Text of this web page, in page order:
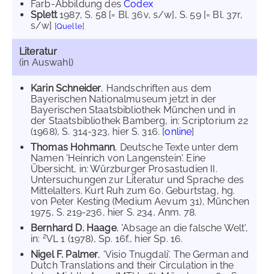
Farb-Abbildung desCodex
Splett1987, S. 58 [= Bl. 36v, s/w], S. 59 [= Bl. 37r,
s/w] [Quelle]
Literatur
(in Auswahl)
Karin Schneider, Handschriften aus dem
Bayerischen Nationalmuseum jetzt in der
Bayerischen Staatsbibliothek München und in
der Staatsbibliothek Bamberg, in: Scriptorium 22
(1968), S. 314-323, hier S. 316. [online]
Thomas Hohmann, Deutsche Texte unter dem
Namen 'Heinrich von Langenstein'. Eine
Übersicht, in: Würzburger Prosastudien II.
Untersuchungen zur Literatur und Sprache des
Mittelalters. Kurt Ruh zum 60. Geburtstag, hg.
von Peter Kesting (Medium Aevum 31), München
1975, S. 219-236, hier S. 234, Anm. 78.
Bernhard D. Haage, 'Absage an die falsche Welt',
in: 2VL 1 (1978), Sp. 16f., hier Sp. 16.
Nigel F. Palmer, 'Visio Tnugdali'. The German and
Dutch Translations and their Circulation in the